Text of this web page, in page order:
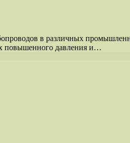
в различных
повышенного давления и…